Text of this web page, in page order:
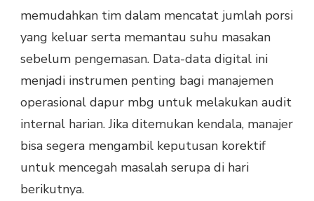
memudahkan tim dalam mencatat jumlah porsi
yang keluar serta memantau suhu masakan
sebelum pengemasan. Data-data digital ini
menjadi instrumen penting bagi manajemen
operasional dapur mbg untuk melakukan audit
internal harian. Jika ditemukan kendala, manajer
bisa segera mengambil keputusan korektif
untuk mencegah masalah serupa di hari
berikutnya.